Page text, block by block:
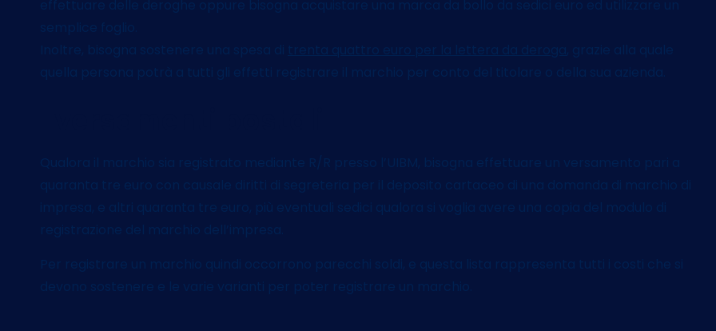
effettuare delle deroghe oppure bisogna acquistare una marca da bollo da sedici euro ed utilizzare un
semplice foglio.
Inoltre, bisogna sostenere una spesa di
trenta quattro euro per la lettera da deroga
, grazie alla quale
quella persona potrà a tutti gli effetti registrare il marchio per conto del titolare o della sua azienda.
Qualora il marchio sia registrato mediante R/R presso l’UIBM, bisogna effettuare un versamento pari a
quaranta tre euro con causale diritti di segreteria per il deposito cartaceo di una domanda di marchio di
impresa, e altri quaranta tre euro, più eventuali sedici qualora si voglia avere una copia del modulo di
registrazione del marchio dell’impresa.
Per registrare un marchio quindi occorrono parecchi soldi, e questa lista rappresenta tutti i
costi che si
devono sostenere e le varie varianti per poter registrare un marchio